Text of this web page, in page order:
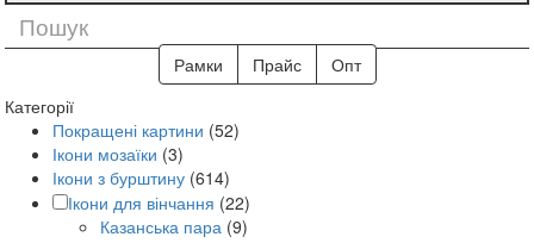
Рамки Прайс
Опт
Категорії
Покращені картини (52)
Ікони мозаїки (3)
Ікони з бурштину (614)
Ікони для вінчання (22)
Казанська пара (9)